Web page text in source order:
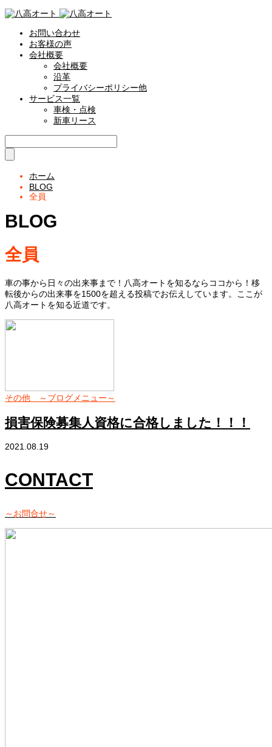
お問い合わせ
お客様の声
会社概要
会社概要
沿革
プライバシーポリシー他
サービス一覧
車検・点検
新車リース
ホーム
BLOG
全員
BLOG
全員
車の事から日々の出来事まで！八高オートを知るならココから！移
転後からの出来事を1500を超える投稿でお伝えしています。ここが
八高オートを知る近道です。
その他 ～ブログメニュー～
損害保険募集人資格に合格しました！！！
2021.08.19
CONTACT
～お問合せ～